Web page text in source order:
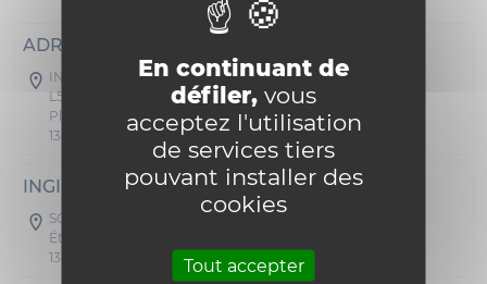
En continuant de
défiler, vous
acceptez l'utilisation
de services tiers
pouvant installer des
cookies
Tout accepter
ADRESSE POSTALE
INGI - Réaumur
L5.02.01
Place Sainte Barbe 2
1348 Louvain-la-Neuve
INGI
SC05 - Réaumur
Étage 01 Bureau A 149
1348 Louvain-la-Neuve